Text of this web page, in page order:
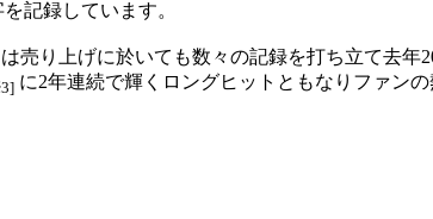
記録しています。
は売り上げに於いても数々の記録を打ち立て去年
に2年連続で輝くロングヒットともなりファンの